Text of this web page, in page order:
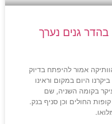
גנים נערך
אמור להיפתח בדיוק
רשמי. ביקרנו היום במקום וראינו
בקומה השניה, שם
החולים וכן סניף בנק.